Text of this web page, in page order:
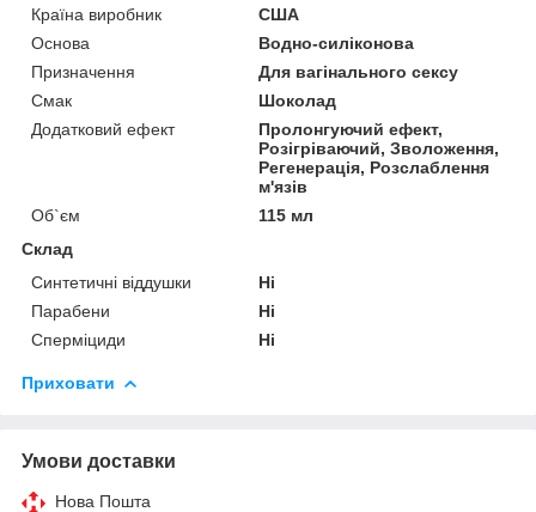
Країна виробник
США
Основа
Водно-силіконова
Призначення
Для вагінального сексу
Смак
Шоколад
Додатковий ефект
Пролонгуючий ефект,
Розігріваючий, Зволоження,
Регенерація, Розслаблення
м'язів
Об`єм
115 мл
Склад
Синтетичні віддушки
Ні
Парабени
Ні
Сперміциди
Ні
Приховати
Умови доставки
Нова Пошта